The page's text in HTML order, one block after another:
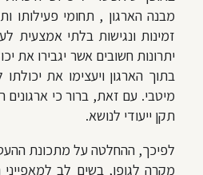
מבנה הארגון , תחומי פעילותו
זמינות ונגישות בלתי אמצעית
יתרונות חשובים אשר יגבירו את
בתוך הארגון ויעצימו את
מיטבי. עם זאת, ברור כי ארגונים
תקן ייעודי לנושא.
לפיכך, ההחלטה על מתכונת
מקרה לגופו, בשים לב